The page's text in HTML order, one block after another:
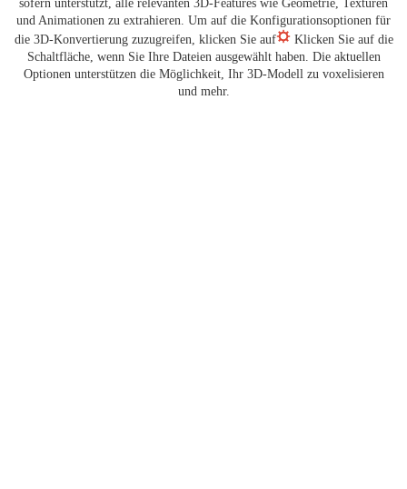
sofern unterstützt, alle relevanten 3D-Features wie Geometrie, Texturen
und Animationen zu extrahieren. Um auf die Konfigurationsoptionen für
die 3D-Konvertierung zuzugreifen, klicken Sie auf
Klicken Sie auf die
Schaltfläche, wenn Sie Ihre Dateien ausgewählt haben. Die aktuellen
Optionen unterstützen die Möglichkeit, Ihr 3D-Modell zu voxelisieren
und mehr.